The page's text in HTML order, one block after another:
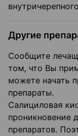
Другие
Сообщите
том, что Вы
можете начать
препараты.
Салициловая
проникновение
препаратов.